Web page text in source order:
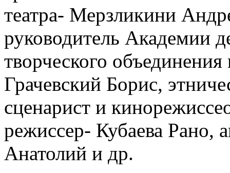
театра- Мерзликини
руководитель Академии
творческого
Грачевский Борис,
сценарист и
режиссер- Кубаева Рано,
Анатолий и др.